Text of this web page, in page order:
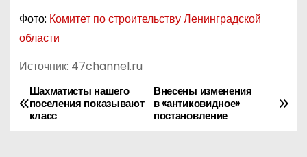
Фото: Комитет по строительству Ленинградской
области
Источник: 47channel.ru
Н
а
Внесены изменения
в «антиковидное»
постановление
Шахматисты нашего
поселения показывают
класс